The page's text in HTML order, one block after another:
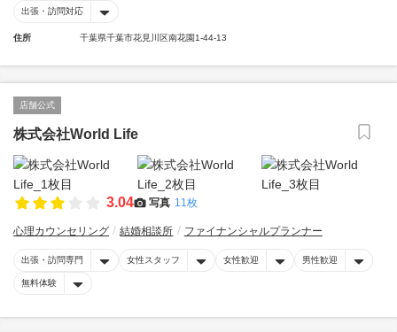
出張・訪問対応
住所 千葉県千葉市花見川区南花園1-44-13
店舗公式
株式会社World Life
3.04 写真 11枚
心理カウンセリング 結婚相談所 ファイナンシャルプランナー
出張・訪問専門 女性スタッフ 女性歓迎 男性歓迎
無料体験